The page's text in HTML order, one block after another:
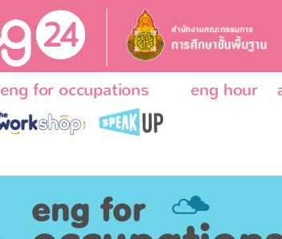
eng for occupations eng hour